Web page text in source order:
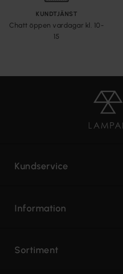
KUNDTJÄNST
Chatt öppen vardagar kl. 10-
15
Kundservice
Information
Sortiment